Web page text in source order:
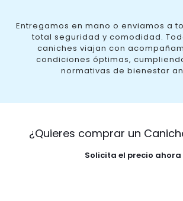
Entregamos en mano o enviamos a
total seguridad y comodidad.
caniches viajan con
condiciones óptimas,
normativas de bienestar
¿Quieres comprar un
Solicita el precio ahora